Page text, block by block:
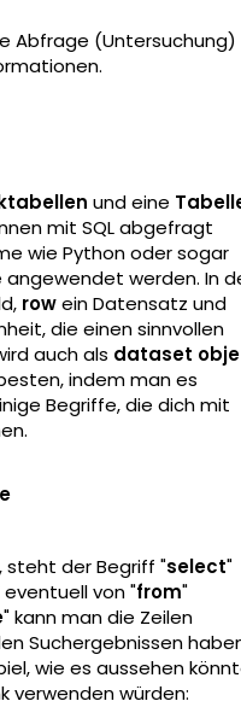
Abfrage (Untersuchung)
und eine
mit SQL abgefragt
wie Python oder sogar
werden. In
rowein Datensatz und
die einen sinnvollen
auch als dataset
indem man es
Begriffe, die dich mit
steht der Begriff "select"
von "from"
" kann man die Zeilen
Suchergebnissen
wie es aussehen
verwenden würden: